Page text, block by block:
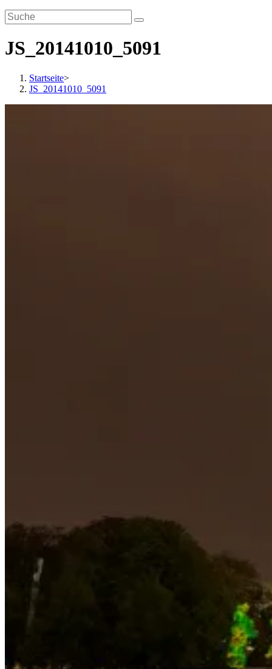
JS_20141010_5091
Startseite>
JS_20141010_5091